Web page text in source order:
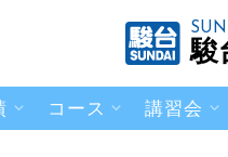
駿
コース 講習会